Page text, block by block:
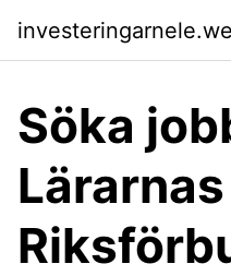
Söka
Lärarnas